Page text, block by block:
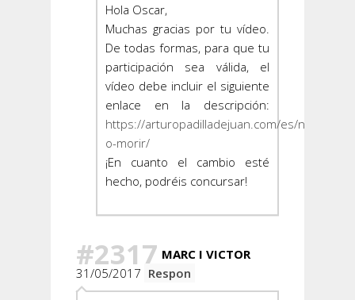
Hola Oscar,
Muchas gracias por tu vídeo.
De todas formas, para que tu
participación sea válida, el
vídeo debe incluir el siguiente
enlace en la descripción:
https://arturopadilladejuan.com/es/nadar-
o-morir/
¡En cuanto el cambio esté
hecho, podréis concursar!
#2317 MARC I VICTOR
31/05/2017 Respon